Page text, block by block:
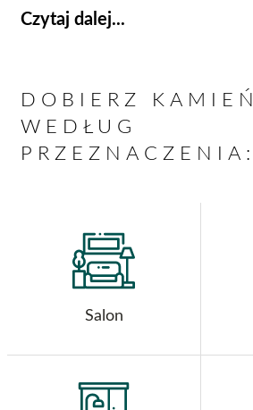
Czytaj dalej...
DOBIERZ KAMIEŃ
WEDŁUG
PRZEZNACZENIA:
Salon